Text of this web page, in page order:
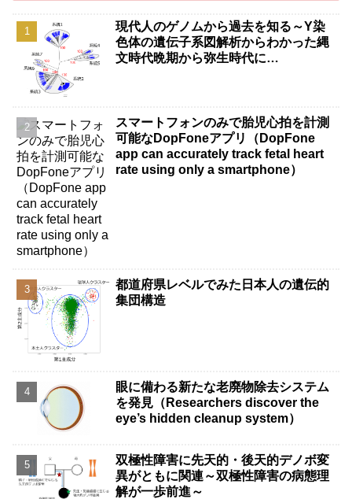
現代人のゲノムから過去を知る～Y染
色体の遺伝子系図解析からわかった縄
文時代晩期から弥生時代に…
スマートフォンのみで胎児心拍を計測
可能なDopFoneアプリ（DopFone
app can accurately track fetal heart
rate using only a smartphone）
都道府県レベルでみた日本人の遺伝的
集団構造
眼に備わる新たな老廃物除去システム
を発見（Researchers discover the
eye’s hidden cleanup system）
双極性障害に先天的・後天的デノボ変
異がともに関連～双極性障害の病態理
解が一歩前進～